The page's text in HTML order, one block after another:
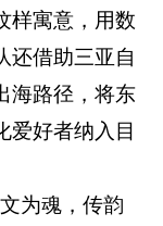
样寓意，用数
还借助三亚自
海路径，将东
爱好者纳入目
为魂，传韵